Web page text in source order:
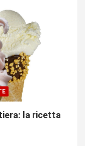
la ricetta